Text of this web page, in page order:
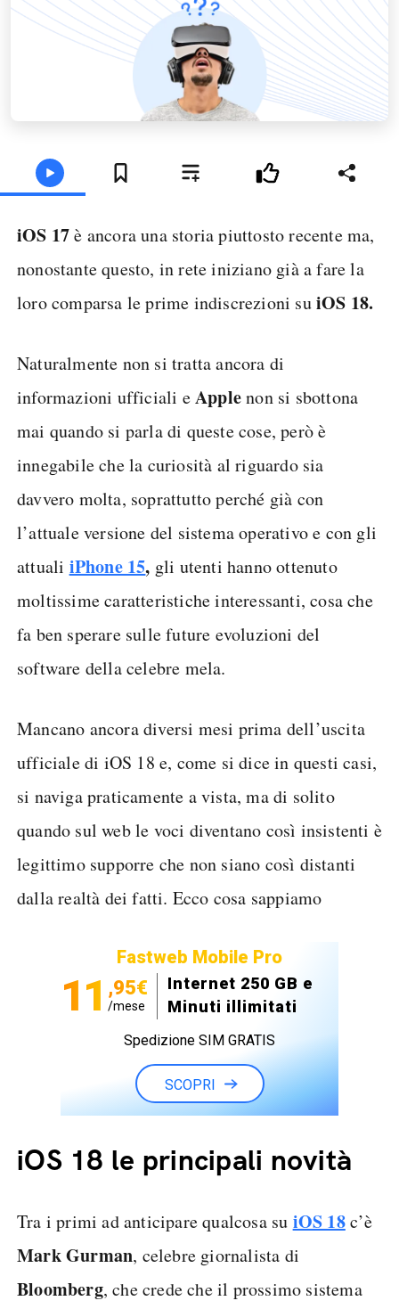
iOS 17è ancora una storia piuttosto recente ma,
nonostante questo, in rete iniziano già a fare la
loro comparsa le prime indiscrezioni suiOS 18.
Naturalmente non si tratta ancora di
informazioni ufficiali eApplenon si sbottona
mai quando si parla di queste cose, però è
innegabile che la curiosità al riguardo sia
davvero molta, soprattutto perché già con
l’attuale versione del sistema operativo e con gli
attuali iPhone 15, gli utenti hanno ottenuto
moltissime caratteristiche interessanti, cosa che
fa ben sperare sulle future evoluzioni del
software della celebre mela.
Mancano ancora diversi mesi prima dell’uscita
ufficiale di iOS 18 e, come si dice in questi casi,
si naviga praticamente a vista, ma di solito
quando sul web le voci diventano così insistenti è
legittimo supporre che non siano così distanti
dalla realtà dei fatti. Ecco cosa sappiamo
Fastweb Mobile Pro
11 ,95€
/mese
Internet 250 GB e
Minuti illimitati
Spedizione SIM GRATIS
SCOPRI
iOS 18 le principali novità
Tra i primi ad anticipare qualcosa su iOS 18c’è
Mark Gurman, celebre giornalista di
Bloomberg, che crede che il prossimo sistema